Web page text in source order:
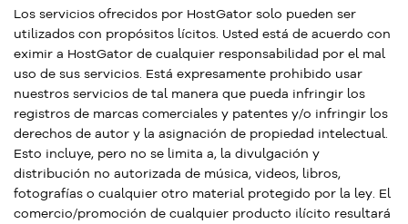
Los servicios ofrecidos por HostGator solo pueden ser
utilizados con propósitos lícitos. Usted está de acuerdo con
eximir a HostGator de cualquier responsabilidad por el mal
uso de sus servicios. Está expresamente prohibido usar
nuestros servicios de tal manera que pueda infringir los
registros de marcas comerciales y patentes y/o infringir los
derechos de autor y la asignación de propiedad intelectual.
Esto incluye, pero no se limita a, la divulgación y
distribución no autorizada de música, videos, libros,
fotografías o cualquier otro material protegido por la ley. El
comercio/promoción de cualquier producto ilícito resultará